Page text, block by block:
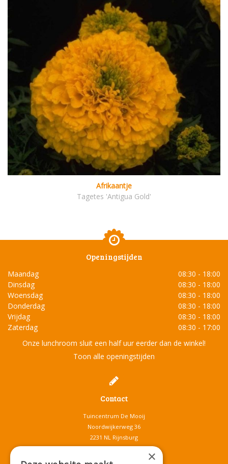
Afrikaantje
Tagetes 'Antigua Gold'
Openingstijden
Maandag
08:30 - 18:00
Dinsdag
08:30 - 18:00
Woensdag
08:30 - 18:00
Donderdag
08:30 - 18:00
Vrijdag
08:30 - 18:00
Zaterdag
08:30 - 17:00
Onze lunchroom sluit een half uur eerder dan de winkel!
Toon alle openingstijden
Contact
Tuincentrum De Mooij
Noordwijkerweg 36
2231 NL Rijnsburg
T.071-4080959
info@tuincentrumdemooij.nl
×